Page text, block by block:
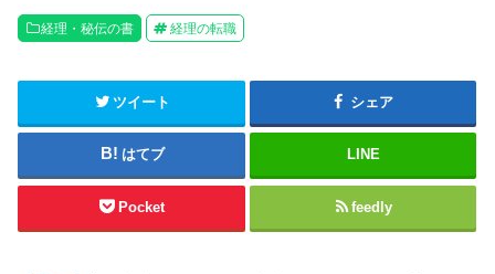
経理・秘伝の書 経理の転職
ツイート シェア
はてブ LINE
Pocket feedly